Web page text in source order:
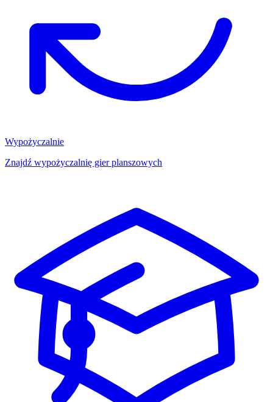
Wypożyczalnie
Znajdź wypożyczalnię gier planszowych